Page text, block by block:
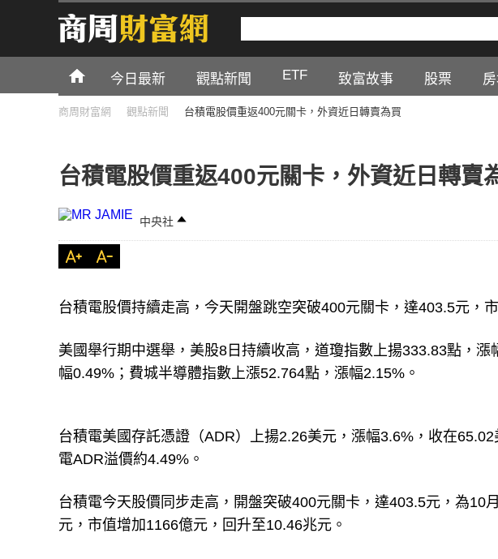
今日最新 觀點新聞 ETF 致富故事 股票
商周財富網 觀點新聞 台積電股價重返400元關卡，外資近日轉賣為買
台積電股價重返400元關卡，外資近日轉賣
中央社
台積電股價持續走高，今天開盤跳空突破400元關卡，達403.5元，
美國舉行期中選舉，美股8日持續收高，道瓊指數上揚333.83點，
幅0.49%；費城半導體指數上漲52.764點，漲幅2.15%。
台積電美國存託憑證（ADR）上揚2.26美元，漲幅3.6%，收在
電ADR溢價約4.49%。
台積電今天股價同步走高，開盤突破400元關卡，達403.5元，為10
元，市值增加1166億元，回升至10.46兆元。